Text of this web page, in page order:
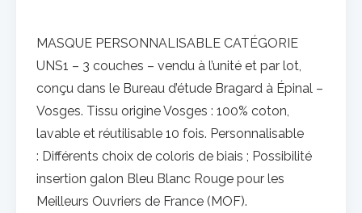
MASQUE PERSONNALISABLE CATÉGORIE
UNS1 – 3 couches – vendu à l’unité et par lot,
conçu dans le Bureau d’étude Bragard à Épinal –
Vosges. Tissu origine Vosges : 100% coton,
lavable et réutilisable 10 fois. Personnalisable
: Différents choix de coloris de biais ; Possibilité
insertion galon Bleu Blanc Rouge pour les
Meilleurs Ouvriers de France (MOF).